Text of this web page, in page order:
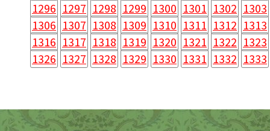
1296 1297 1298 1299 1300 1301 1302 1303
1306 1307 1308 1309 1310 1311 1312 1313
1316 1317 1318 1319 1320 1321 1322 1323
1326 1327 1328 1329 1330 1331 1332 1333